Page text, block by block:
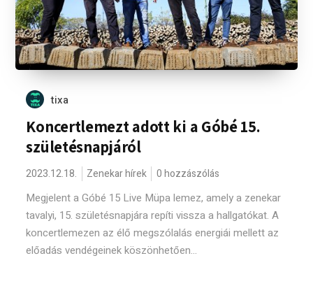
tixa
Koncertlemezt adott ki a Góbé 15.
születésnapjáról
2023.12.18. Zenekar hírek 0 hozzászólás
Megjelent a Góbé 15 Live Müpa lemez, amely a zenekar
tavalyi, 15. születésnapjára repíti vissza a hallgatókat. A
koncertlemezen az élő megszólalás energiái mellett az
előadás vendégeinek köszönhetően...